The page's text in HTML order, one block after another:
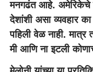
मनगढंत आहे. अमेरिकेचे
देशांशी असा व्यवहार
पहिली वेळ नाही. मात्र
मी आणि ना इटली